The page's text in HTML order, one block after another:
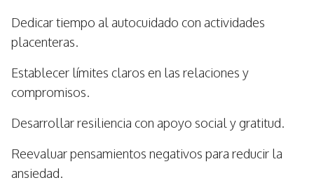
Dedicar tiempo al autocuidado con actividades
placenteras.
Establecer límites claros en las relaciones y
compromisos.
Desarrollar resiliencia con apoyo social y gratitud.
Reevaluar pensamientos negativos para reducir la
ansiedad.